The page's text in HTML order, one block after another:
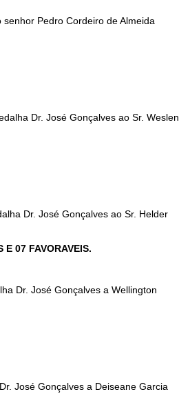
Pedro Cordeiro de Almeida
Dr. José Gonçalves ao Sr. Weslen
Dr. José Gonçalves ao Sr. Helder
E 07 FAVORAVEIS.
Dr. José Gonçalves a Wellington
José Gonçalves a Deiseane Garcia